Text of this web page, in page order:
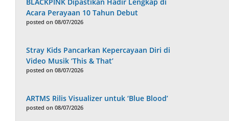
Acara Perayaan 10 Tahun Debut
posted on 08/07/2026
Stray Kids Pancarkan Kepercayaan Diri di
Video Musik ‘This & That’
posted on 08/07/2026
ARTMS Rilis Visualizer untuk ‘Blue Blood’
posted on 08/07/2026